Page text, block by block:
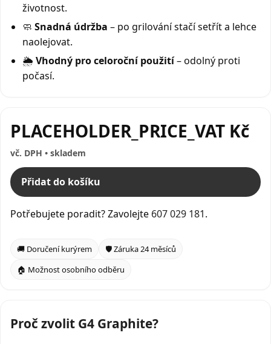
životnost.
🧼 Snadná údržba – po grilování stačí setřít a lehce
naolejovat.
🌦️ Vhodný pro celoroční použití– odolný proti
počasí.
PLACEHOLDER_PRICE_VAT Kč
vč. DPH • skladem
Přidat do košíku
Potřebujete poradit? Zavolejte 607 029 181.
🚚 Doručení kurýrem
🛡️ Záruka 24 měsíců
🏠 Možnost osobního odběru
Proč zvolit G4 Graphite?